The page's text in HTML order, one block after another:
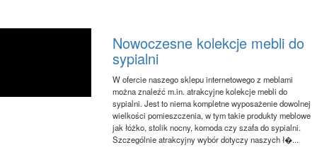
Nowoczesne kolekcje mebli do
sypialni
W ofercie naszego sklepu internetowego z meblami
można znaleźć m.in. atrakcyjne kolekcje mebli do
sypialni. Jest to niema kompletne wyposażenie dowolnej
wielkości pomieszczenia, w tym takie produkty meblowe
jak łóżko, stolik nocny, komoda czy szafa do sypialni.
Szczególnie atrakcyjny wybór dotyczy naszych ł�...